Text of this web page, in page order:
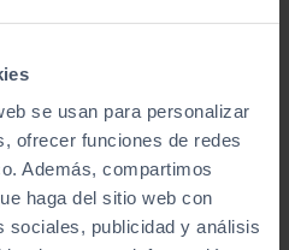
se usan para personalizar
ofrecer funciones de redes
Además, compartimos
haga del sitio web con
sociales, publicidad y análisis